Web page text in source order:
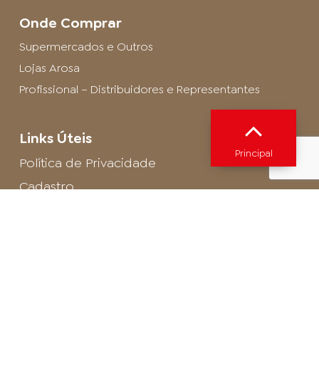
Onde Comprar
Supermercados e Outros
Lojas Arosa
Profissional – Distribuidores e Representantes
Links Úteis
Política de Privacidade
Cadastro
Principal